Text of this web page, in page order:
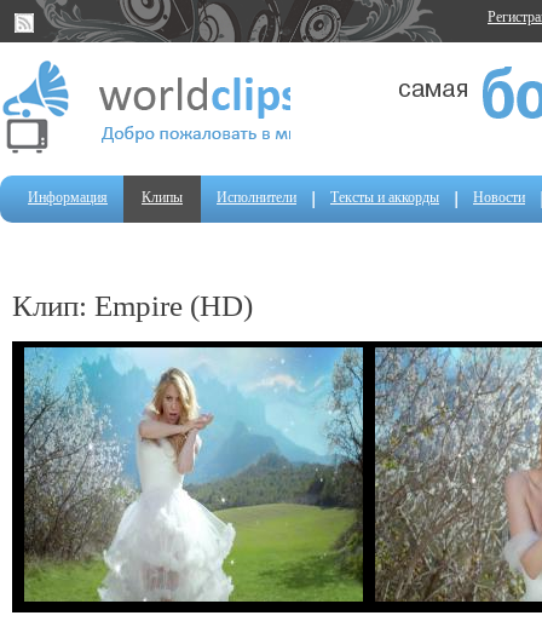
Информация Клипы Исполнители Тексты и аккорды Новости
Клип: Empire (HD)